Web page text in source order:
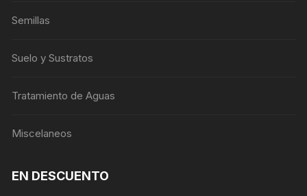
Semillas
Suelo y Sustratos
Tratamiento de Aguas
Miscelaneos
EN DESCUENTO